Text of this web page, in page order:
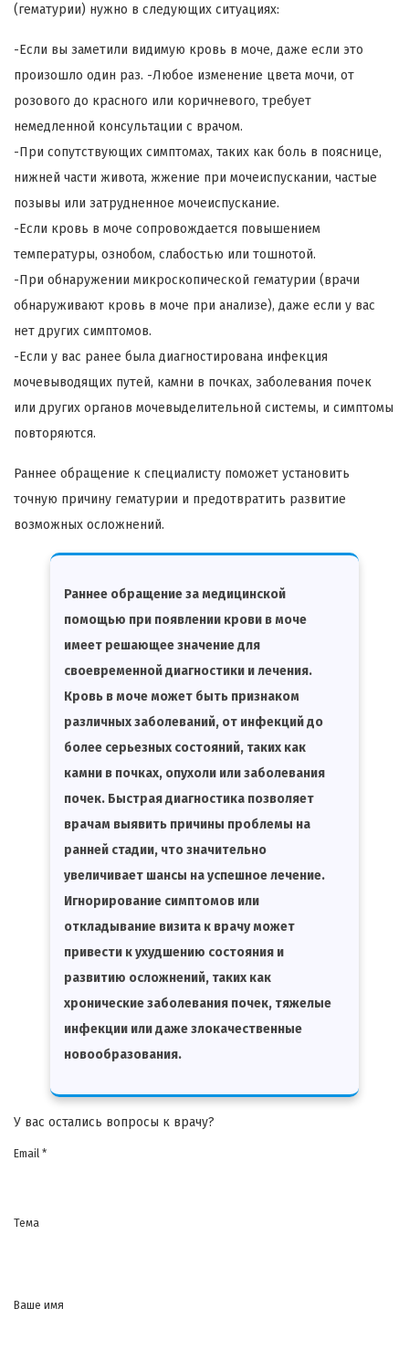
(гематурии) нужно в следующих ситуациях:
-Если вы заметили видимую кровь в моче, даже если это
произошло один раз. -Любое изменение цвета мочи, от
розового до красного или коричневого, требует
немедленной консультации с врачом.
-При сопутствующих симптомах, таких как боль в пояснице,
нижней части живота, жжение при мочеиспускании, частые
позывы или затрудненное мочеиспускание.
-Если кровь в моче сопровождается повышением
температуры, ознобом, слабостью или тошнотой.
-При обнаружении микроскопической гематурии (врачи
обнаруживают кровь в моче при анализе), даже если у вас
нет других симптомов.
-Если у вас ранее была диагностирована инфекция
мочевыводящих путей, камни в почках, заболевания почек
или других органов мочевыделительной системы, и симптомы
повторяются.
Раннее обращение к специалисту поможет установить
точную причину гематурии и предотвратить развитие
возможных осложнений.
Раннее обращение за медицинской
помощью при появлении крови в моче
имеет решающее значение для
своевременной диагностики и лечения.
Кровь в моче может быть признаком
различных заболеваний, от инфекций до
более серьезных состояний, таких как
камни в почках, опухоли или заболевания
почек. Быстрая диагностика позволяет
врачам выявить причины проблемы на
ранней стадии, что значительно
увеличивает шансы на успешное лечение.
Игнорирование симптомов или
откладывание визита к врачу может
привести к ухудшению состояния и
развитию осложнений, таких как
хронические заболевания почек, тяжелые
инфекции или даже злокачественные
новообразования.
У вас остались вопросы к врачу?
Email *
Тема
Ваше имя